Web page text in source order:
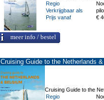
Regio
Verkrijgbaar als
Prijs vanaf
€
meer info / bestel
Cruising Guide to the Netherlands
Cruising Guide to the
Regio